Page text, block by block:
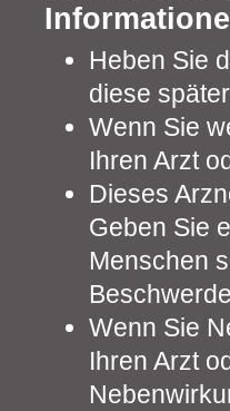
Heben Sie
diese
Wenn Sie
Ihren Arzt
Dieses
Geben Sie
Menschen
Wenn Sie
Ihren Arzt